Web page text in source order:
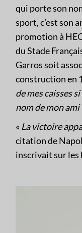
qui porte son
sport, c’est son
promotion à
du Stade
Garros soit
construction en
de mes caisses
nom de mon ami
« La victoire
citation de
inscrivait sur les